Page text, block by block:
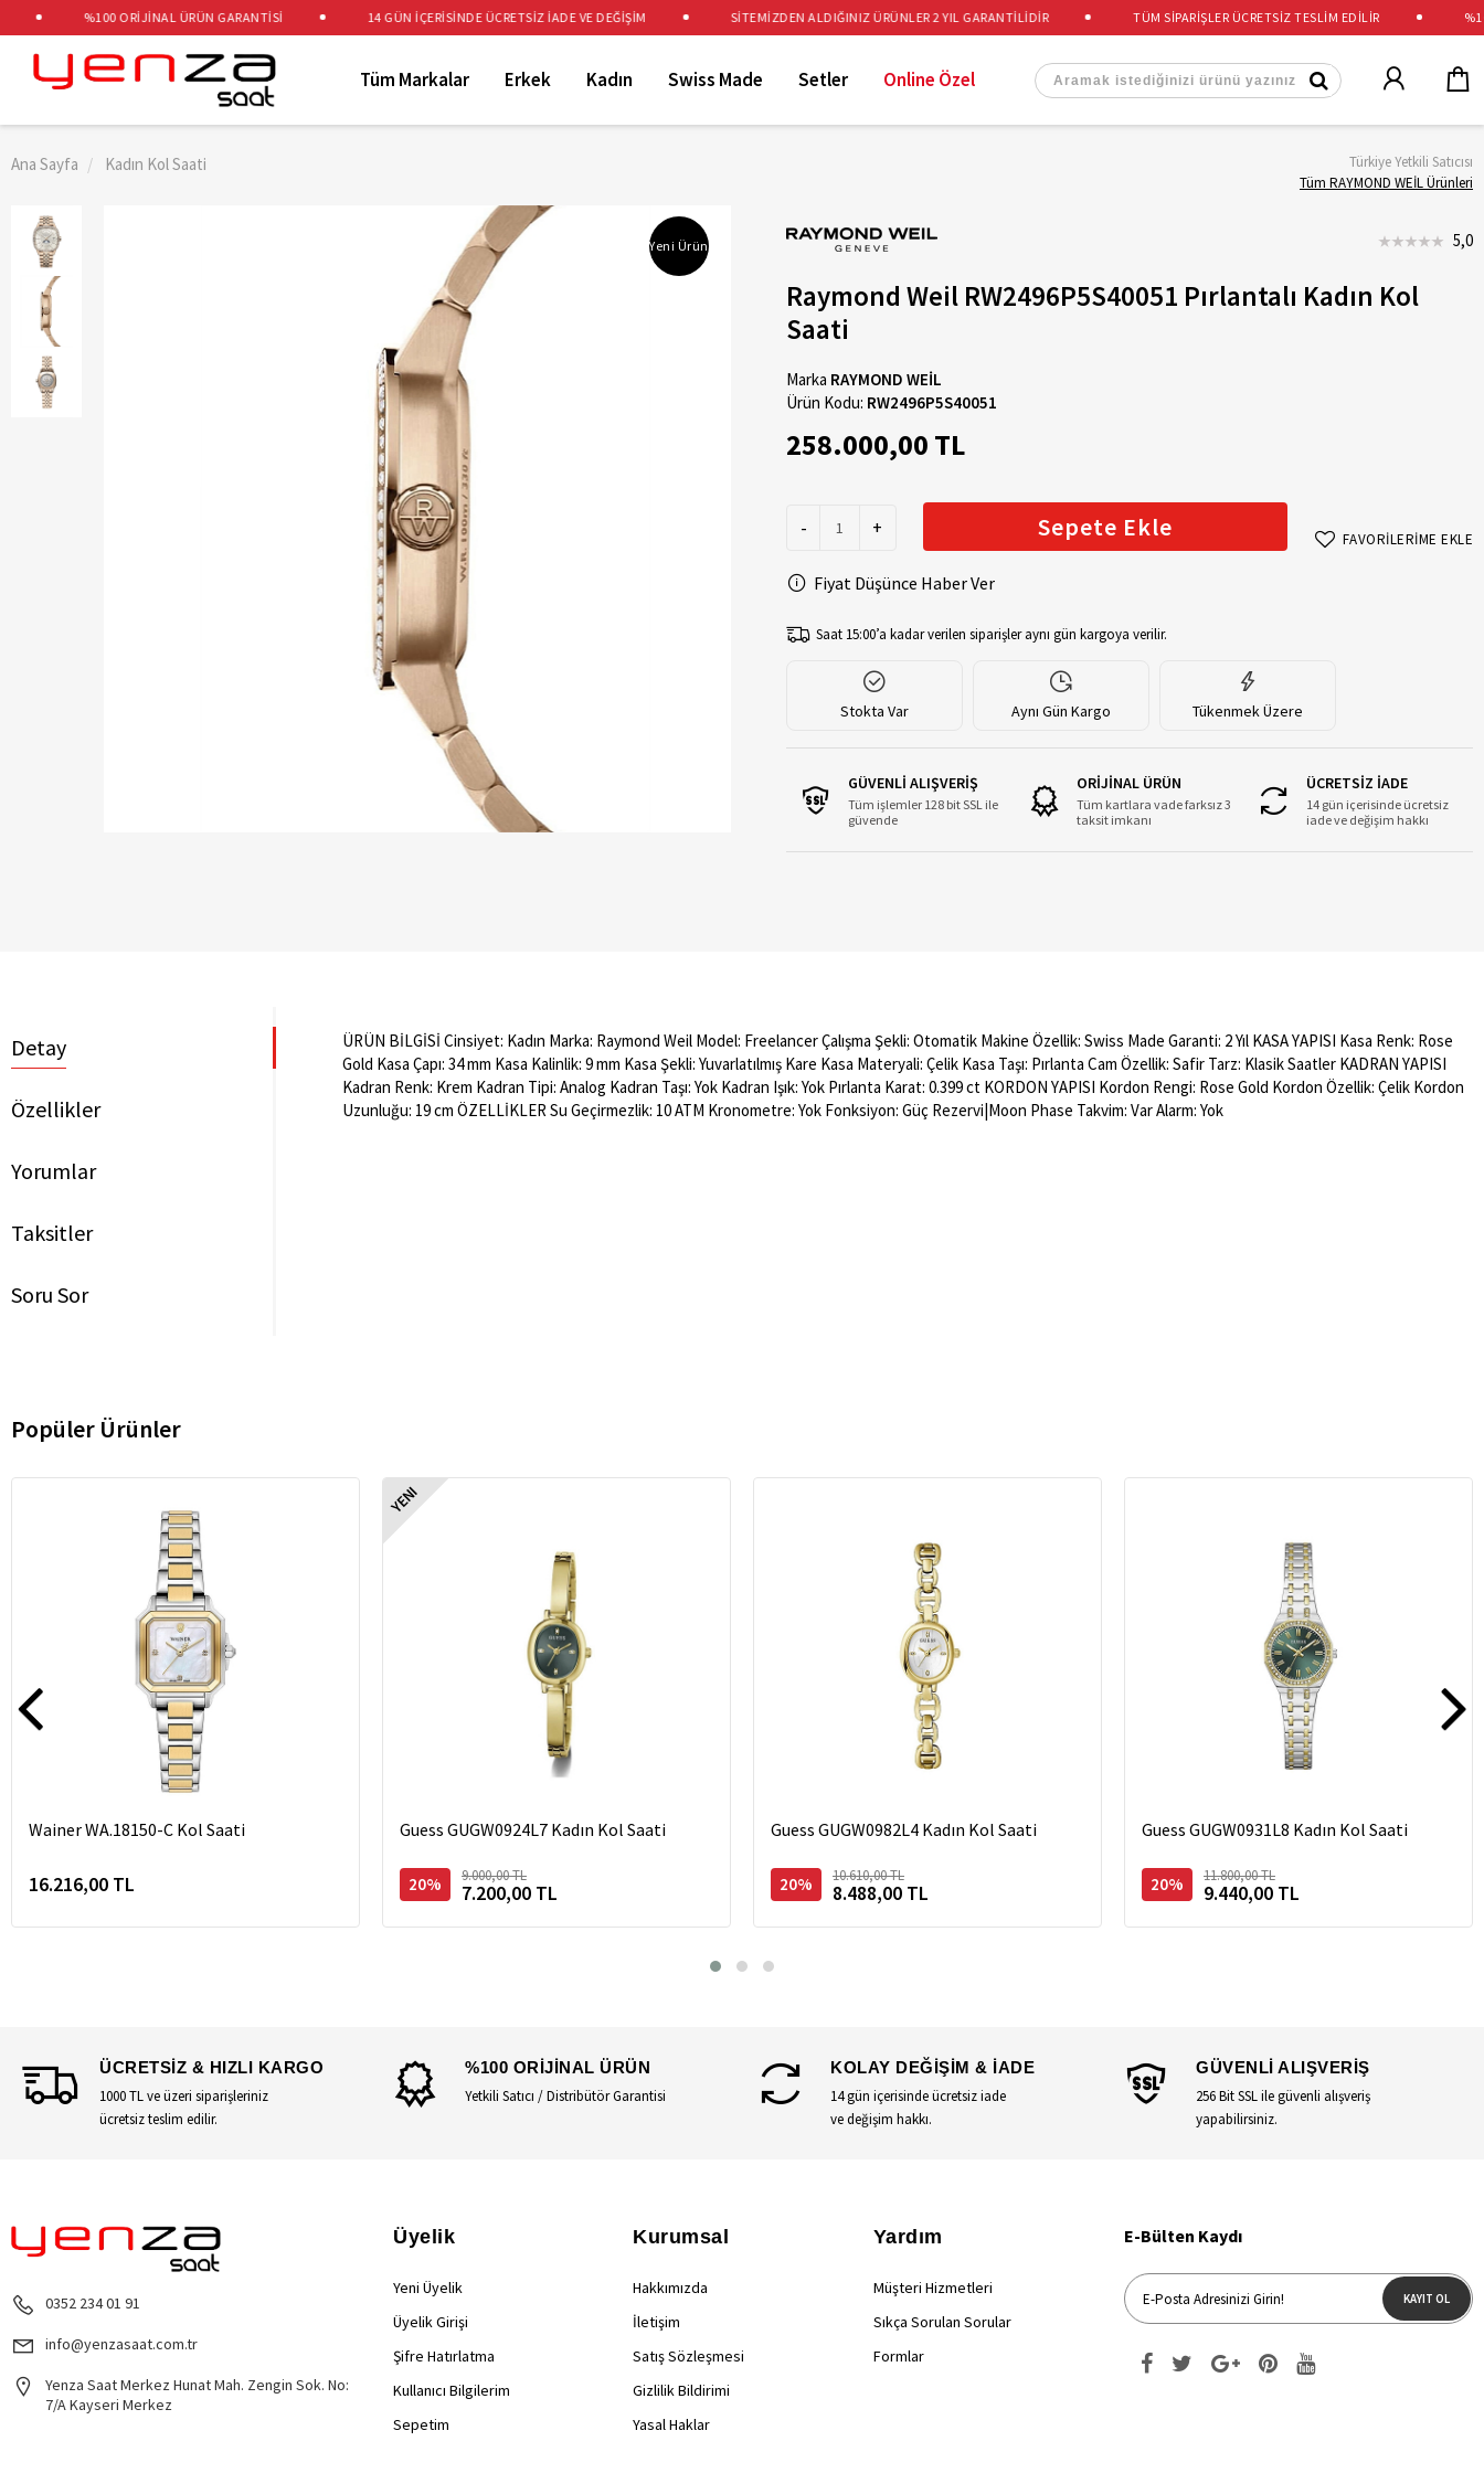
TÜM SİPARİŞLER ÜCRETSİZ TESLİM EDİLİR
%100 ORİJİNAL ÜRÜN GARANTİSİ 14 GÜN İÇERİSİNDE ÜCRETSİZ İADE VE DEĞİŞİM SİTEMİZDEN ALDIĞINIZ ÜRÜNLER 2 YIL GARANTİLİDİR
Tüm Markalar Erkek Kadın Swiss Made Setler Online Özel
Ana Sayfa Kadın Kol Saati
Türkiye Yetkili Satıcısı
Tüm RAYMOND WEİL Ürünleri
Yeni Ürün 5,0
Raymond Weil RW2496P5S40051 Pırlantalı Kadın Kol
Saati
Marka RAYMOND WEİL
Ürün Kodu: RW2496P5S40051
258.000,00 TL
- + Sepete Ekle FAVORİLERİME EKLE
Fiyat Düşünce Haber Ver
Saat 15:00’a kadar verilen siparişler aynı gün kargoya verilir.
Stokta Var Aynı Gün Kargo Tükenmek Üzere
GÜVENLİ ALIŞVERİŞ
Tüm işlemler 128 bit SSL ile
güvende
ORİJİNAL ÜRÜN
Tüm kartlara vade farksız 3
taksit imkanı
ÜCRETSİZ İADE
14 gün içerisinde ücretsiz
iade ve değişim hakkı
Detay
Özellikler
Yorumlar
Taksitler
Soru Sor
ÜRÜN BİLGİSİ Cinsiyet: Kadın Marka: Raymond Weil Model: Freelancer Çalışma Şekli: Otomatik Makine Özellik: Swiss Made Garanti: 2 Yıl KASA YAPISI Kasa Renk: Rose
Gold Kasa Çapı: 34 mm Kasa Kalinlik: 9 mm Kasa Şekli: Yuvarlatılmış Kare Kasa Materyali: Çelik Kasa Taşı: Pırlanta Cam Özellik: Safir Tarz: Klasik Saatler KADRAN YAPISI
Kadran Renk: Krem Kadran Tipi: Analog Kadran Taşı: Yok Kadran Işık: Yok Pırlanta Karat: 0.399 ct KORDON YAPISI Kordon Rengi: Rose Gold Kordon Özellik: Çelik Kordon
Uzunluğu: 19 cm ÖZELLİKLER Su Geçirmezlik: 10 ATM Kronometre: Yok Fonksiyon: Güç Rezervi|Moon Phase Takvim: Var Alarm: Yok
Popüler Ürünler
Wainer WA.18150-C Kol Saati
16.216,00 TL
YENI
Guess GUGW0924L7 Kadın Kol Saati
20% 9.000,00 TL
7.200,00 TL
Guess GUGW0982L4 Kadın Kol Saati
20% 10.610,00 TL
8.488,00 TL
Guess GUGW0931L8 Kadın Kol Saati
20% 11.800,00 TL
9.440,00 TL
ÜCRETSİZ & HIZLI KARGO
1000 TL ve üzeri siparişleriniz
ücretsiz teslim edilir.
%100 ORİJİNAL ÜRÜN
Yetkili Satıcı / Distribütör Garantisi
KOLAY DEĞİŞİM & İADE
14 gün içerisinde ücretsiz iade
ve değişim hakkı.
GÜVENLİ ALIŞVERİŞ
256 Bit SSL ile güvenli alışveriş
yapabilirsiniz.
0352 234 01 91
info@yenzasaat.com.tr
Yenza Saat Merkez Hunat Mah. Zengin Sok. No:
7/A Kayseri Merkez
Üyelik
Yeni Üyelik
Üyelik Girişi
Şifre Hatırlatma
Kullanıcı Bilgilerim
Sepetim
Kurumsal
Hakkımızda
İletişim
Satış Sözleşmesi
Gizlilik Bildirimi
Yasal Haklar
Yardım
Müşteri Hizmetleri
Sıkça Sorulan Sorular
Formlar
E-Bülten Kaydı
KAYIT OL